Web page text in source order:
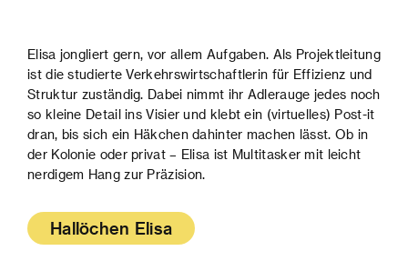
Elisa jongliert gern, vor allem Aufgaben. Als Projektleitung
ist die studierte Verkehrswirtschaftlerin für Effizienz und
Struktur zuständig. Dabei nimmt ihr Adlerauge jedes noch
so kleine Detail ins Visier und klebt ein (virtuelles) Post-it
dran, bis sich ein Häkchen dahinter machen lässt. Ob in
der Kolonie oder privat – Elisa ist Multitasker mit leicht
nerdigem Hang zur Präzision.
Hallöchen Elisa